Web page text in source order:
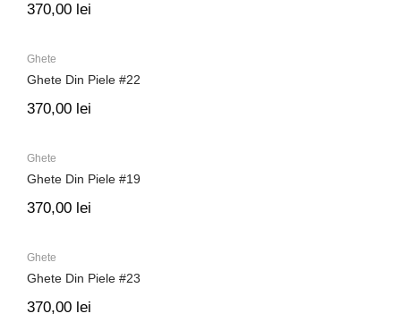
370,00 lei
Ghete
Ghete Din Piele #22
370,00 lei
Ghete
Ghete Din Piele #19
370,00 lei
Ghete
Ghete Din Piele #23
370,00 lei